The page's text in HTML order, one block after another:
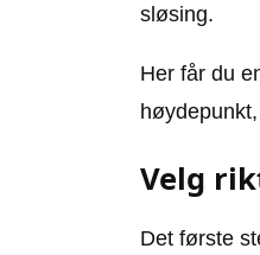
sløsing.
Her får du
Velg
Det første